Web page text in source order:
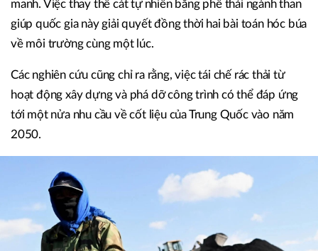
manh. Việc thay thế cát tự nhiên bằng phế thải ngành than
giúp quốc gia này giải quyết đồng thời hai bài toán hóc búa
về môi trường cùng một lúc.
Các nghiên cứu cũng chỉ ra rằng, việc tái chế rác thải từ
hoạt động xây dựng và phá dỡ công trình có thể đáp ứng
tới một nửa nhu cầu về cốt liệu của Trung Quốc vào năm
2050.